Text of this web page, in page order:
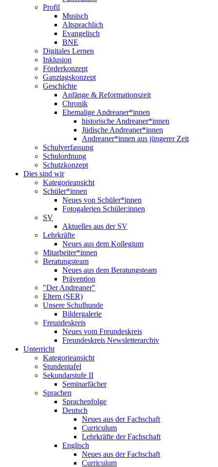
Profil
Musisch
Altsprachlich
Evangelisch
BNE
Digitales Lernen
Inklusion
Förderkonzept
Ganztagskonzept
Geschichte
Anfänge & Reformationszeit
Chronik
Ehemalige Andreaner*innen
historische Andreaner*innen
Jüdische Andreaner*innen
Andreaner*innen aus jüngerer Zeit
Schulverfassung
Schulordnung
Schutzkonzept
Dies sind wir
Kategorieansicht
Schüler*innen
Neues von Schüler*innen
Fotogalerien Schüler:innen
SV
Aktuelles aus der SV
Lehrkräfte
Neues aus dem Kollegium
Mitarbeiter*innen
Beratungsteam
Neues aus dem Beratungsteam
Prävention
"Der Andreaner"
Eltern (SER)
Unsere Schulhunde
Bildergalerie
Freundeskreis
Neues vom Freundeskreis
Freundeskreis Newsletterarchiv
Unterricht
Kategorieansicht
Stundentafel
Sekundarstufe II
Seminarfächer
Sprachen
Sprachenfolge
Deutsch
Neues aus der Fachschaft
Curriculum
Lehrkräfte der Fachschaft
Englisch
Neues aus der Fachschaft
Curriculum